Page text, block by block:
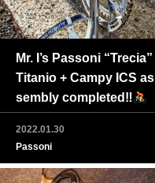
Mr. I’s Passoni “Trecia”
Titanio + Campy ICS as
sembly completed‼
2022.01.30
Passoni